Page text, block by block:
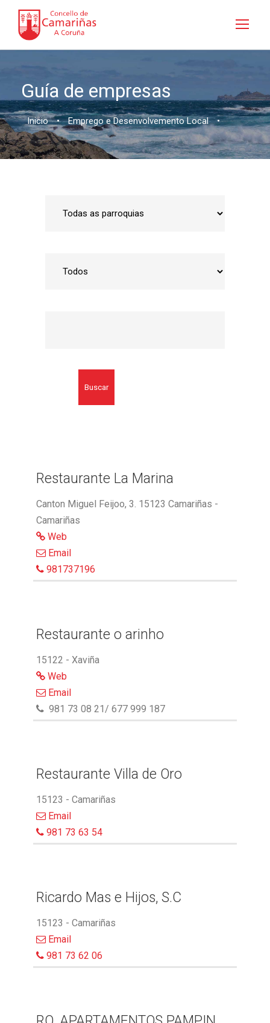
Guía de empresas
Inicio • Emprego e Desenvolvemento Local •
Buscar
Restaurante La Marina
Canton Miguel Feijoo, 3. 15123 Camariñas -
Camariñas
Web
Email
981737196
Restaurante o arinho
15122 - Xaviña
Web
Email
981 73 08 21/ 677 999 187
Restaurante Villa de Oro
15123 - Camariñas
Email
981 73 63 54
Ricardo Mas e Hijos, S.C
15123 - Camariñas
Email
981 73 62 06